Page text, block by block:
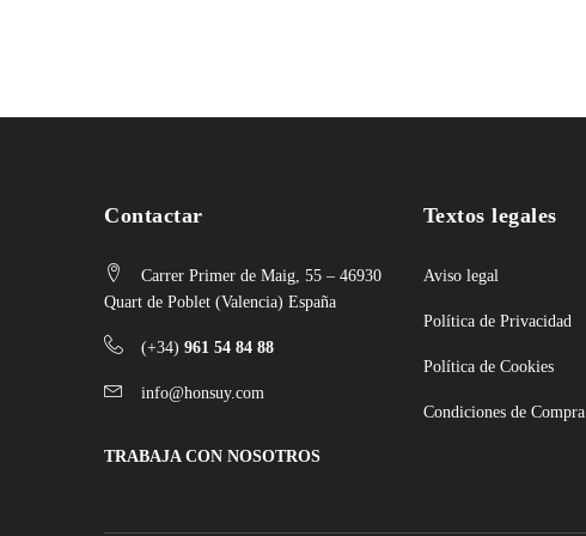
Contactar
Carrer Primer de Maig, 55 – 46930
Quart de Poblet (Valencia) España
(+34) 961 54 84 88
info@honsuy.com
TRABAJA CON NOSOTROS
Textos legales
Aviso legal
Política de Privacidad
Política de Cookies
Condiciones de Compra